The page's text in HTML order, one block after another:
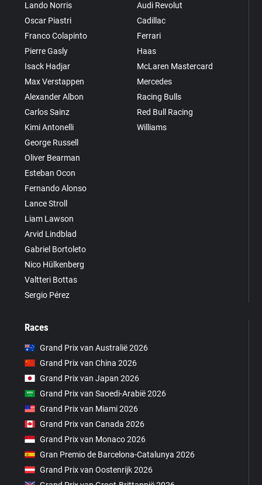
Lando Norris
Oscar Piastri
Franco Colapinto
Pierre Gasly
Isack Hadjar
Max Verstappen
Alexander Albon
Carlos Sainz
Kimi Antonelli
George Russell
Oliver Bearman
Esteban Ocon
Fernando Alonso
Lance Stroll
Liam Lawson
Arvid Lindblad
Gabriel Bortoleto
Nico Hülkenberg
Valtteri Bottas
Sergio Pérez
Audi Revolut
Cadillac
Ferrari
Haas
McLaren Mastercard
Mercedes
Racing Bulls
Red Bull Racing
Williams
Races
Grand Prix van Australië 2026
Grand Prix van China 2026
Grand Prix van Japan 2026
Grand Prix van Saoedi-Arabië 2026
Grand Prix van Miami 2026
Grand Prix van Canada 2026
Grand Prix van Monaco 2026
Gran Premio de Barcelona-Catalunya 2026
Grand Prix van Oostenrijk 2026